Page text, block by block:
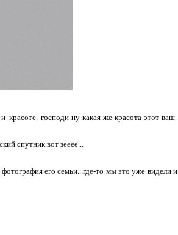
господи-ну-какая-же-красота-этот-ваш-
спутник вот зееее...
его семьи...где-то мы это уже видели и